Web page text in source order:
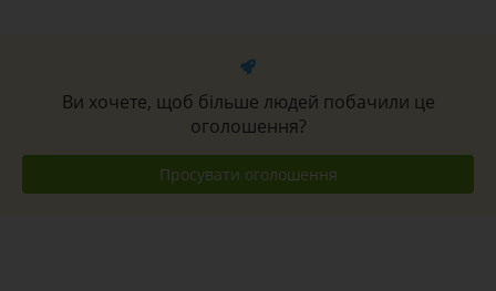
Ви хочете, щоб більше людей побачили це
оголошення?
Просувати оголошення